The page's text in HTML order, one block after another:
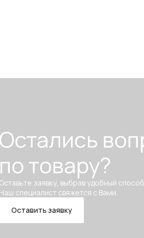
Остались
по товару?
Оставьте заявку, выбрав удобный
Наш специалист свяжется с Вами.
Оставить заявку